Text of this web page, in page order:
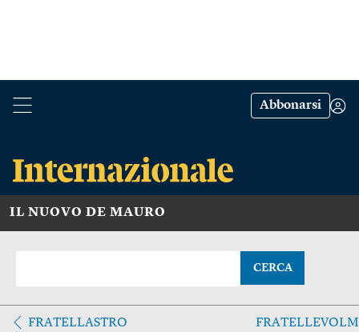
Abbonarsi
IL NUOVO DE MAURO
CERCA
FRATELLASTRO